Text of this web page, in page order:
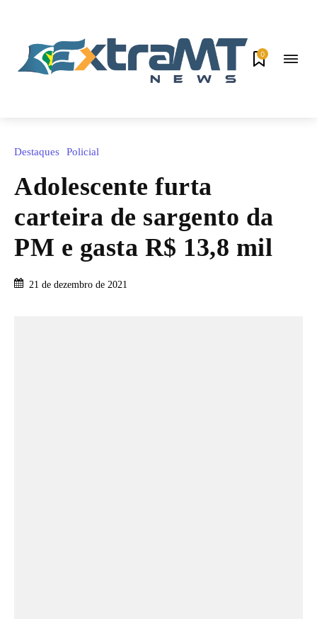
0
Destaques Policial
Adolescente furta
carteira de sargento da
PM e gasta R$ 13,8 mil
21 de dezembro de 2021